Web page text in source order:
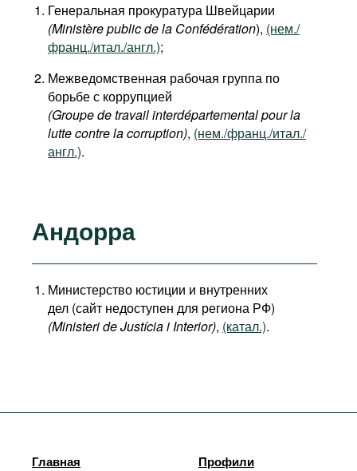
Генеральная прокуратура Швейцарии
(Ministère public de la Confédération), (нем./
франц./итал./англ.);
Межведомственная рабочая группа по
борьбе с коррупцией
(Groupe de travail interdépartemental pour la
lutte contre la corruption), (нем./франц./итал./
англ.).
Андорра
Министерство юстиции и внутренних
дел (сайт недоступен для региона РФ)
(Ministeri de Justícia i Interior), (катал.).
Главная Профили